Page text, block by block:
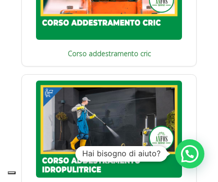
Corso addestramento cric
Hai bisogno di aiuto?